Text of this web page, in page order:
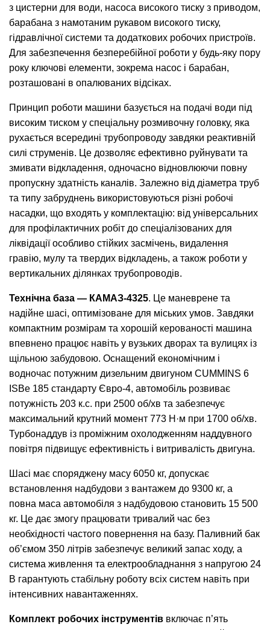
з цистерни для води, насоса високого тиску з приводом,
барабана з намотаним рукавом високого тиску,
гідравлічної системи та додаткових робочих пристроїв.
Для забезпечення безперебійної роботи у будь-яку пору
року ключові елементи, зокрема насос і барабан,
розташовані в опалюваних відсіках.
Принцип роботи машини базується на подачі води під
високим тиском у спеціальну розмивочну головку, яка
рухається всередині трубопроводу завдяки реактивній
силі струменів. Це дозволяє ефективно руйнувати та
змивати відкладення, одночасно відновлюючи повну
пропускну здатність каналів. Залежно від діаметра труб
та типу забруднень використовуються різні робочі
насадки, що входять у комплектацію: від універсальних
для профілактичних робіт до спеціалізованих для
ліквідації особливо стійких засмічень, видалення
гравію, мулу та твердих відкладень, а також роботи у
вертикальних ділянках трубопроводів.
Технічна база — КАМАЗ-4325. Це маневрене та
надійне шасі, оптимізоване для міських умов. Завдяки
компактним розмірам та хорошій керованості машина
впевнено працює навіть у вузьких дворах та вулицях із
щільною забудовою. Оснащений економічним і
водночас потужним дизельним двигуном CUMMINS 6
ISBe 185 стандарту Євро-4, автомобіль розвиває
потужність 203 к.с. при 2500 об/хв та забезпечує
максимальний крутний момент 773 Н·м при 1700 об/хв.
Турбонаддув із проміжним охолодженням наддувного
повітря підвищує ефективність і витривалість двигуна.
Шасі має споряджену масу 6050 кг, допускає
встановлення надбудови з вантажем до 9300 кг, а
повна маса автомобіля з надбудовою становить 15 500
кг. Це дає змогу працювати тривалий час без
необхідності частого повернення на базу. Паливний бак
об’ємом 350 літрів забезпечує великий запас ходу, а
система живлення та електрообладнання з напругою 24
В гарантують стабільну роботу всіх систем навіть при
інтенсивних навантаженнях.
Комплект робочих інструментів включає п’ять